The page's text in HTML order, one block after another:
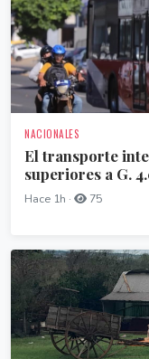
NACIONALES
El transporte
superiores a G.
Hace 1h · 75